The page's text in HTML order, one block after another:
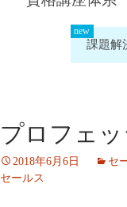
課題解
プロフェ
2018年6月6日
セ
セールス